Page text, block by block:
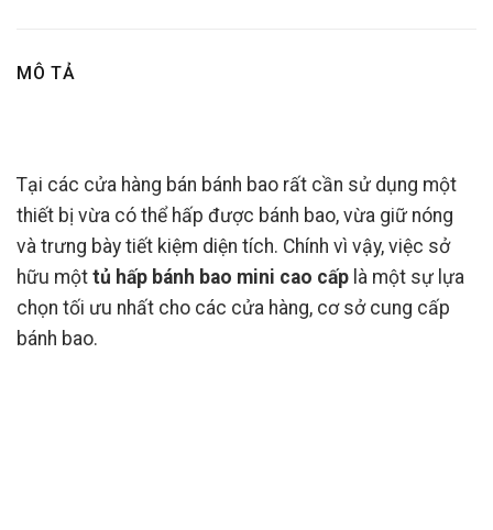
MÔ TẢ
Tại các cửa hàng bán bánh bao rất cần sử dụng một
thiết bị vừa có thể hấp được bánh bao, vừa giữ nóng
và trưng bày tiết kiệm diện tích. Chính vì vậy, việc sở
hữu một tủ hấp bánh bao mini cao cấp là một sự lựa
chọn tối ưu nhất cho các cửa hàng, cơ sở cung cấp
bánh bao.